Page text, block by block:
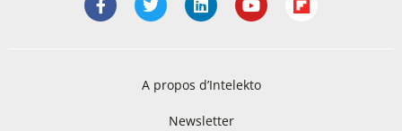
A propos d’Intelekto
Newsletter